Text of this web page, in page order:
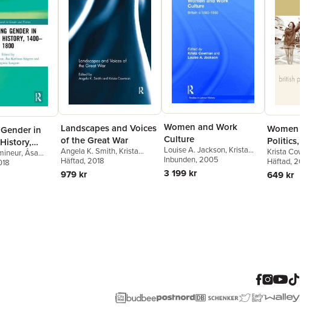
in
,Åsa
Landscapes and Voices
of the Great War
Angela K. Smith, Krista
Cowman
Häftad, 2018
979 kr
Women and Work
Culture
Louise A. Jackson, Krista
Cowman
Inbunden, 2005
3 199 kr
Women in
Politics,
Krista Cowman
Häftad, 2010
649 kr